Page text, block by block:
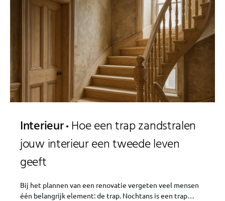
Interieur Hoe een trap zandstralen
jouw interieur een tweede leven
geeft
Bij het plannen van een renovatie vergeten veel mensen
één belangrijk element: de trap. Nochtans is een trap…